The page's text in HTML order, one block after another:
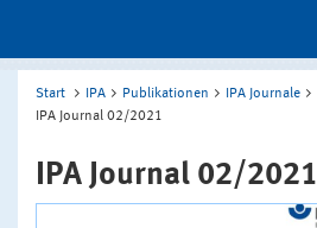
Start IPA Publikationen IPA Journale
IPA Journal 02/2021
IPA Journal 02/2021